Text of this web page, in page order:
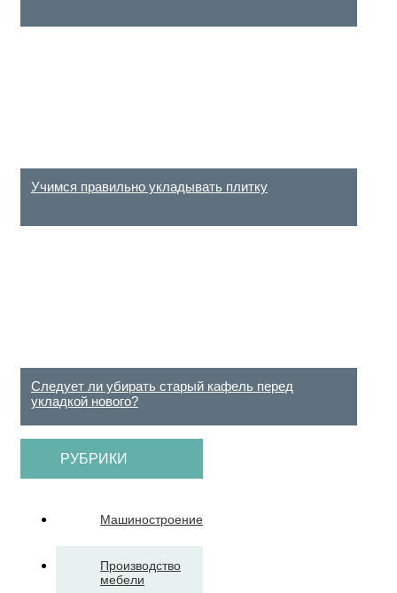
Учимся правильно укладывать плитку
Следует ли убирать старый кафель перед
укладкой нового?
РУБРИКИ
Машиностроение
Производство
мебели